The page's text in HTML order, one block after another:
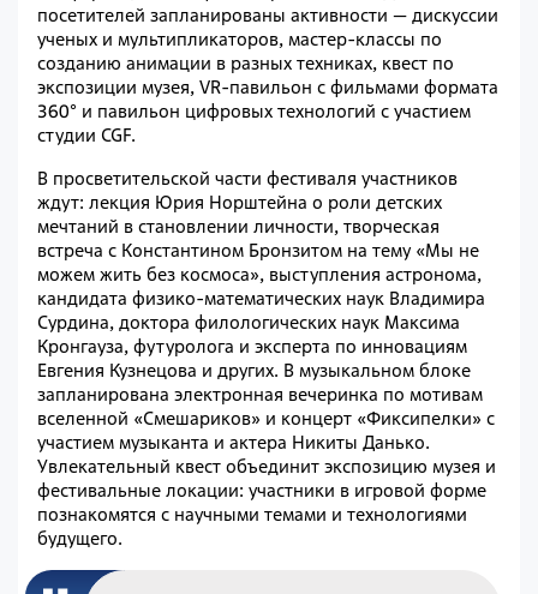
посетителей запланированы активности — дискуссии
ученых и мультипликаторов, мастер-классы по
созданию анимации в разных техниках, квест по
экспозиции музея, VR-павильон с фильмами формата
360° и павильон цифровых технологий с участием
студии CGF.
В просветительской части фестиваля участников
ждут: лекция Юрия Норштейна о роли детских
мечтаний в становлении личности, творческая
встреча с Константином Бронзитом на тему «Мы не
можем жить без космоса», выступления астронома,
кандидата физико-математических наук Владимира
Сурдина, доктора филологических наук Максима
Кронгауза, футуролога и эксперта по инновациям
Евгения Кузнецова и других. В музыкальном блоке
запланирована электронная вечеринка по мотивам
вселенной «Смешариков» и концерт «Фиксипелки» с
участием музыканта и актера Никиты Данько.
Увлекательный квест объединит экспозицию музея и
фестивальные локации: участники в игровой форме
познакомятся с научными темами и технологиями
будущего.